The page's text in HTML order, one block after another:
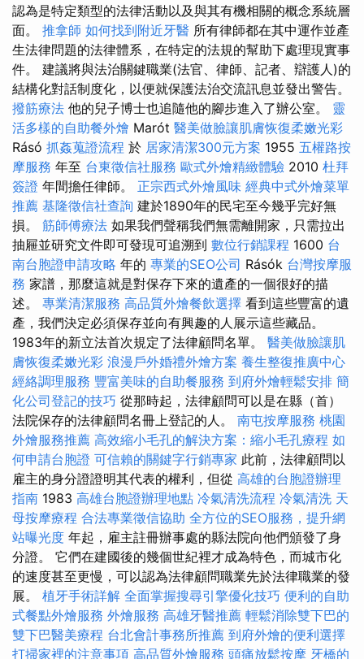
認為是特定類型的法律活動以及與其有機相關的概念系統層
面。 推拿師 如何找到附近牙醫 所有律師都在其中運作並產
生法律問題的法律體系，在特定的法規的幫助下處理現實事
件。 建議將與法治關鍵職業(法官、律師、記者、辯護人)的
結構化對話制度化，以便就保護法治交流訊息並發出警告。
撥筋療法 他的兒子博士也追隨他的腳步進入了辦公室。 靈
活多樣的自助餐外燴 Marót 醫美做臉讓肌膚恢復柔嫩光彩
Rásó 抓姦蒐證流程 於 居家清潔300元方案 1955 五權路按
摩服務 年至 台東徵信社服務 歐式外燴精緻體驗 2010 杜拜
簽證 年間擔任律師。 正宗西式外燴風味 經典中式外燴菜單
推薦 基隆徵信社查詢 建於1890年的民宅至今幾乎完好無
損。 筋師傅療法 如果我們聲稱我們無需離開家，只需拉出
抽屜並研究文件即可發現可追溯到 數位行銷課程 1600 台
南台胞證申請攻略 年的 專業的SEO公司 Rásók 台灣按摩服
務 家譜，那麼這就是對保存下來的遺產的一個很好的描
述。 專業清潔服務 高品質外燴餐飲選擇 看到這些豐富的遺
產，我們決定必須保存並向有興趣的人展示這些藏品。
1983年的新立法首次規定了法律顧問名單。 醫美做臉讓肌
膚恢復柔嫩光彩 浪漫戶外婚禮外燴方案 養生整復推廣中心
經絡調理服務 豐富美味的自助餐服務 到府外燴輕鬆安排 簡
化公司登記的技巧 從那時起，法律顧問可以是在縣（首）
法院保存的法律顧問名冊上登記的人。 南屯按摩服務 桃園
外燴服務推薦 高效縮小毛孔的解決方案：縮小毛孔療程 如
何申請台胞證 可信賴的關鍵字行銷專家 此前，法律顧問以
雇主的身分證證明其代表的權利，但從 高雄的台胞證辦理
指南 1983 高雄台胞證辦理地點 冷氣清洗流程 冷氣清洗 天
母按摩療程 合法專業徵信協助 全方位的SEO服務，提升網
站曝光度 年起，雇主註冊辦事處的縣法院向他們頒發了身
分證。 它們在建國後的幾個世紀裡才成為特色，而城市化
的速度甚至更慢，可以認為法律顧問職業先於法律職業的發
展。 植牙手術詳解 全面掌握搜尋引擎優化技巧 便利的自助
式餐點外燴服務 外燴服務 高雄牙醫推薦 輕鬆消除雙下巴的
雙下巴醫美療程 台北會計事務所推薦 到府外燴的便利選擇
打掃家裡的注意事項 高品質外燴服務 頭痛放鬆按摩 牙橋的